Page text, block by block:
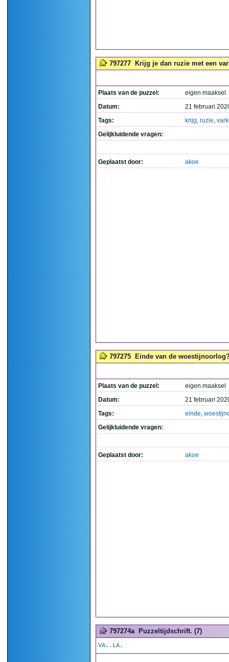
797277 Krijg je dan ruzie met een
Plaats van de puzzel:
eigen maaksel
Datum:
21 februari
Tags:
krijg, ruzie,
Gelijkluidende vragen:
Geplaatst door: akoe
797275 Einde van de
Plaats van de puzzel:
eigen maaksel
Datum:
21 februari
Tags:
einde,
Gelijkluidende vragen:
Geplaatst door: akoe
797274a Puzzeltijdschrift. (7)
VA..LA.